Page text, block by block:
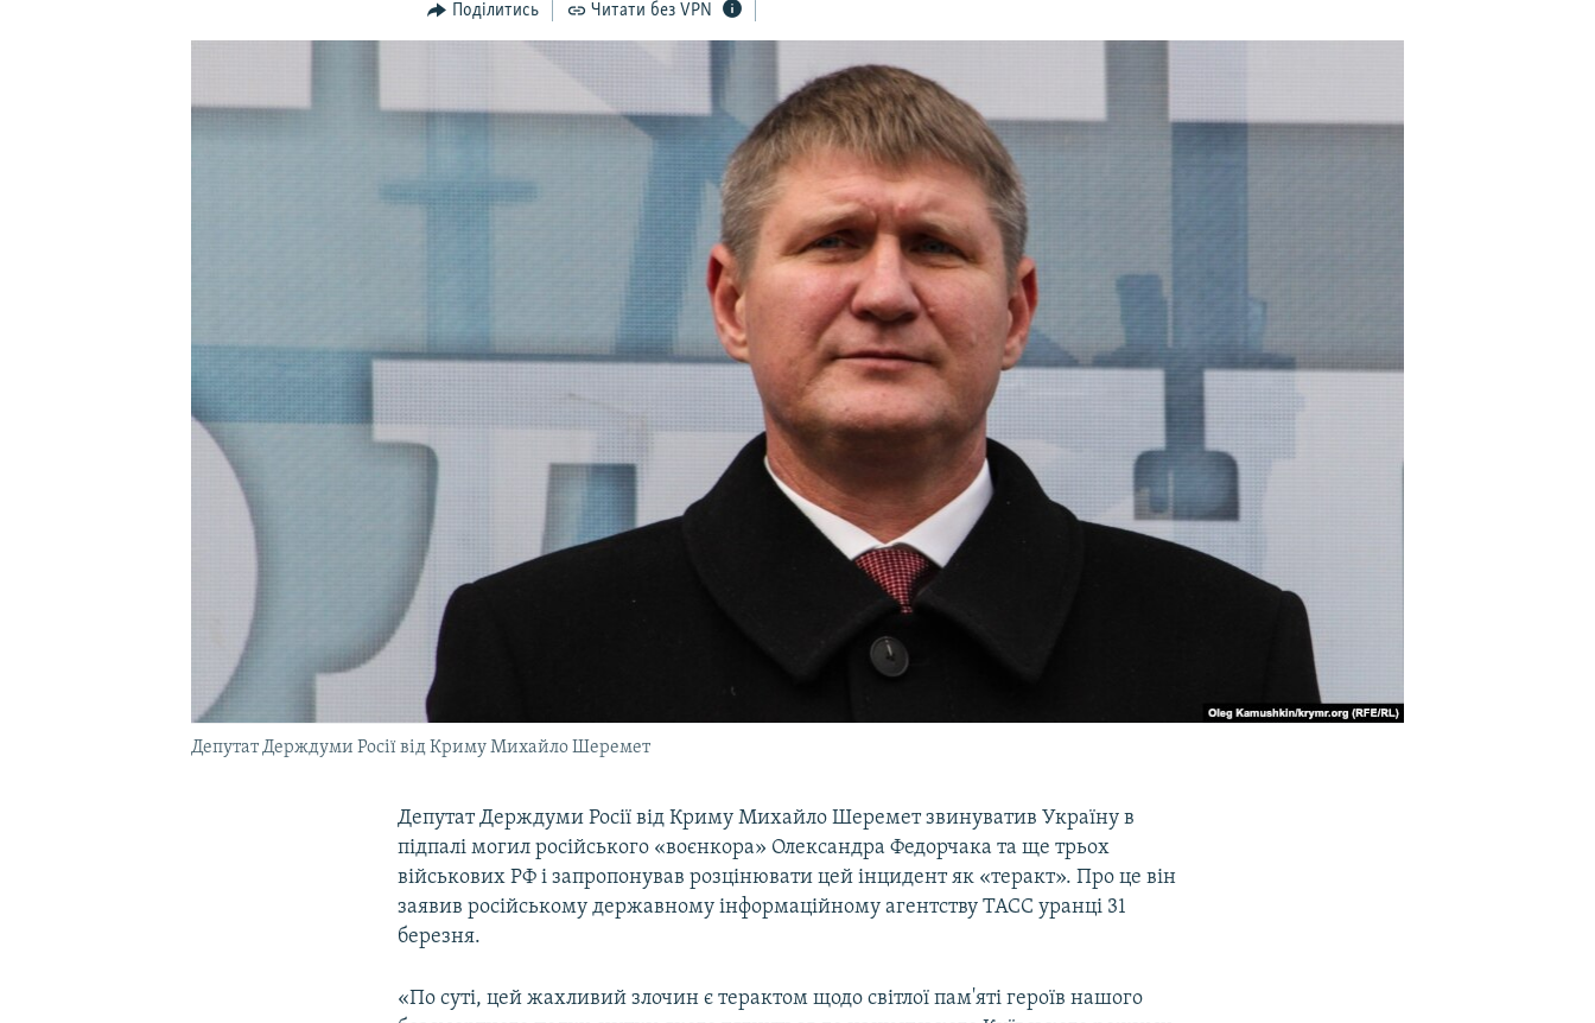
Поділитись Читати без VPN
Депутат Держдуми Росії від Криму Михайло Шеремет
Депутат Держдуми Росії від Криму Михайло Шеремет звинуватив Україну в
підпалі могил російського «воєнкора» Олександра Федорчака та ще трьох
військових РФ і запропонував розцінювати цей інцидент як «теракт». Про це він
заявив російському державному інформаційному агентству ТАСС уранці 31
березня.
«По суті, цей жахливий злочин є терактом щодо світлої пам'яті героїв нашого